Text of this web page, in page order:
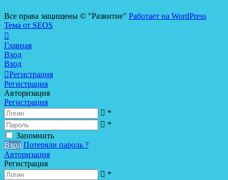
Все права защищены © "Развитие" Работает на WordPress
Тема от SEOS
Главная
Вход
Вход
Регистрация
Регистрация
Авторизация
Регистрация
*
*
Запомнить
Вход Потеряли пароль ?
Авторизация
Регистрация
*